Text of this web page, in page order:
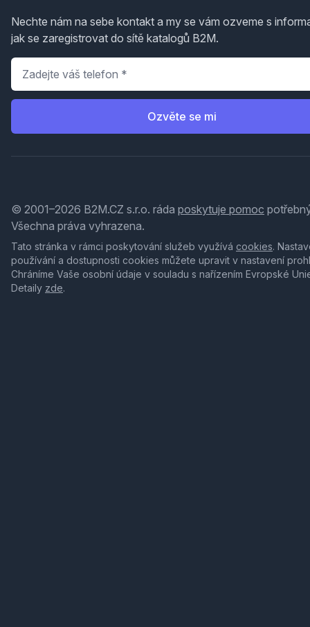
Nechte nám na sebe kontakt a my se vám ozveme s
jak se zaregistrovat do sítě katalogů B2M.
Telefon
Ozvěte se mi
© 2001–2026 B2M.CZ s.r.o. ráda poskytuje pomoc
Všechna práva vyhrazena.
Tato stránka v rámci poskytování služeb využívá cookies.
používání a dostupnosti cookies můžete upravit v nastavení
Chráníme Vaše osobní údaje v souladu s nařízením Evropské
Detaily zde.